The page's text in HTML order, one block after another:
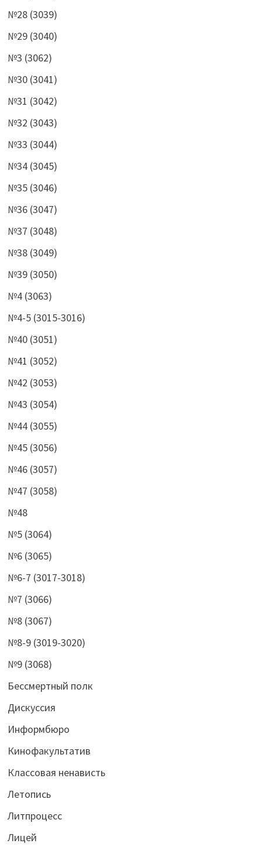
№28 (3039)
№29 (3040)
№3 (3062)
№30 (3041)
№31 (3042)
№32 (3043)
№33 (3044)
№34 (3045)
№35 (3046)
№36 (3047)
№37 (3048)
№38 (3049)
№39 (3050)
№4 (3063)
№4-5 (3015-3016)
№40 (3051)
№41 (3052)
№42 (3053)
№43 (3054)
№44 (3055)
№45 (3056)
№46 (3057)
№47 (3058)
№48
№5 (3064)
№6 (3065)
№6-7 (3017-3018)
№7 (3066)
№8 (3067)
№8-9 (3019-3020)
№9 (3068)
Бессмертный полк
Дискуссия
Информбюро
Кинофакультатив
Классовая ненависть
Летопись
Литпроцесс
Лицей